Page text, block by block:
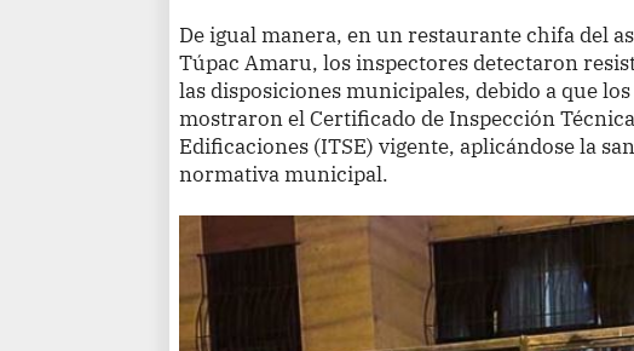
De igual manera, en un restaurante chifa del
Túpac Amaru, los inspectores detectaron
las disposiciones municipales, debido a que
mostraron el Certificado de Inspección
Edificaciones (ITSE) vigente, aplicándose la
normativa municipal.